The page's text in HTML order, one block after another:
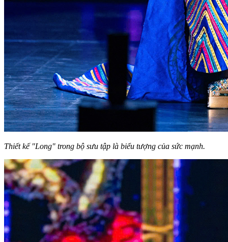
Thiết kế "Long" trong bộ sưu tập là biểu tượng của sức mạnh.